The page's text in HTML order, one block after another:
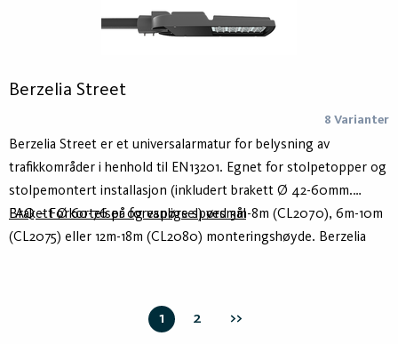
Berzelia Street
8 Varianter
Berzelia Street er et universalarmatur for belysning av
trafikkområder i henhold til EN13201. Egnet for stolpetopper og
stolpemontert installasjon (inkludert brakett Ø 42-60mm.
Brakett Ø 60-76 på forespørsel) ved 3m-8m (CL2070), 6m-10m
(CL2075) eller 12m-18m (CL2080) monteringshøyde. Berzelia
COL1550/COL1530/COL1540 /COL1630) er også tilgjengelig.
Tids- og kostnadsbesparende installasjon ved bruk av
FAQ – Forkortelser og vanlige spørsmål
1 2 >>